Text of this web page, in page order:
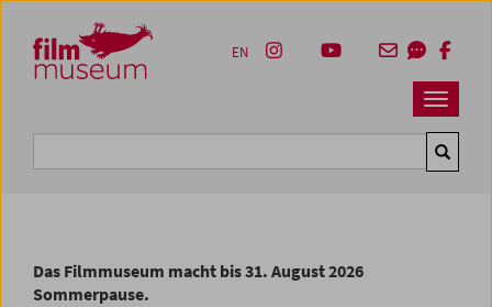
Zum Inhalt
Zum Hauptmenü
Zur Servicenavigation
Zum Suche
Navbar
EN
Das Filmmuseum macht bis 31. August 2026
Sommerpause.